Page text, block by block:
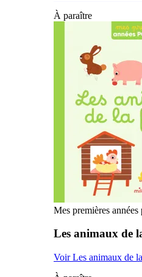
À paraître
Mes premières années
Les animaux de
Voir Les animaux de